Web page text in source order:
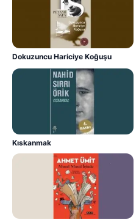
Dokuzuncu Hariciye Koğuşu
Kıskanmak